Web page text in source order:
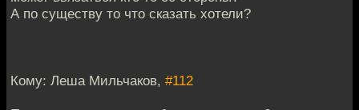
А по существу то что сказать хотели?
Кому: Леша Мильчаков, #112